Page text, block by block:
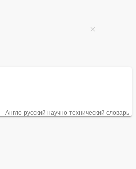
Англо-русский научно-технический словарь